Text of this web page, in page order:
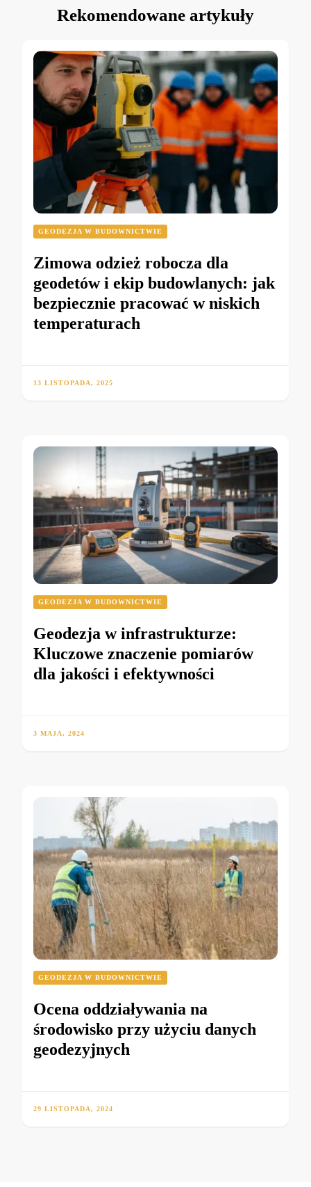
Rekomendowane artykuły
GEODEZJA W BUDOWNICTWIE
Zimowa odzież robocza dla
geodetów i ekip budowlanych: jak
bezpiecznie pracować w niskich
temperaturach
13 LISTOPADA, 2025
GEODEZJA W BUDOWNICTWIE
Geodezja w infrastrukturze:
Kluczowe znaczenie pomiarów
dla jakości i efektywności
3 MAJA, 2024
GEODEZJA W BUDOWNICTWIE
Ocena oddziaływania na
środowisko przy użyciu danych
geodezyjnych
29 LISTOPADA, 2024